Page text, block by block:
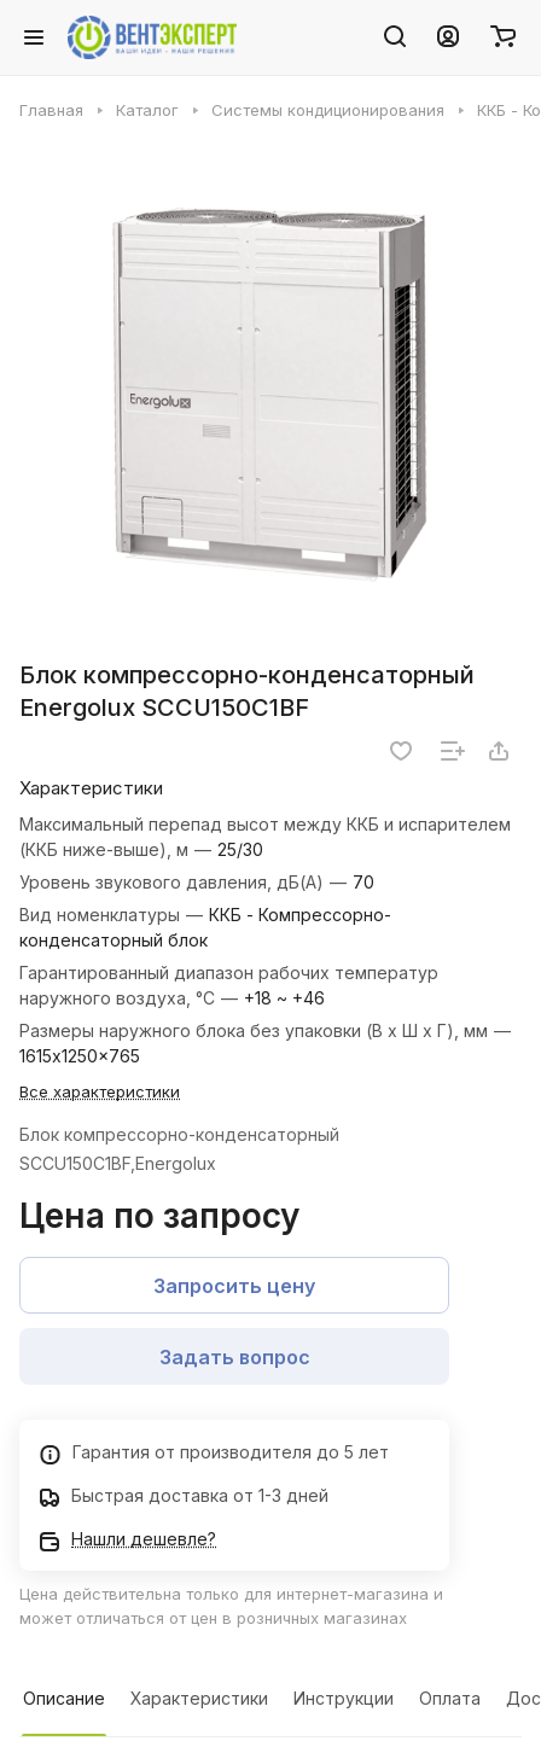
Главная Каталог Системы кондиционирования ККБ -
Блок компрессорно-конденсаторный
Energolux SCCU150C1BF
Характеристики
Максимальный перепад высот между ККБ и испарителем
(ККБ ниже-выше), м — 25/30
Уровень звукового давления, дБ(А) — 70
Вид номенклатуры — ККБ - Компрессорно-
конденсаторный блок
Гарантированный диапазон рабочих температур
наружного воздуха, °С — +18 ~ +46
Размеры наружного блока без упаковки (В х Ш х Г), мм —
1615х1250×765
Все характеристики
Блок компрессорно-конденсаторный
SCCU150C1BF,Energolux
Цена по запросу
Запросить цену
Задать вопрос
Гарантия от производителя до 5 лет
Быстрая доставка от 1-3 дней
Нашли дешевле?
Цена действительна только для интернет-магазина и
может отличаться от цен в розничных магазинах
Описание Характеристики Инструкции Оплата